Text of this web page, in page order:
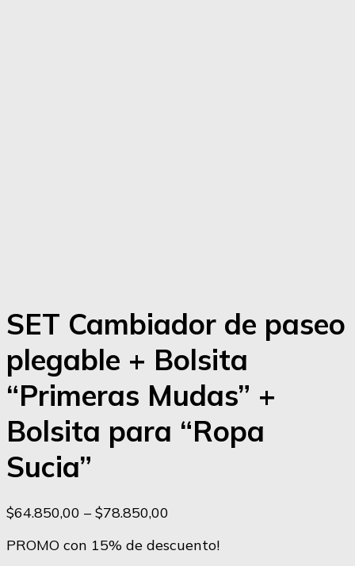
SET Cambiador de paseo
plegable + Bolsita
“Primeras Mudas” +
Bolsita para “Ropa
Sucia”
$64.850,00 – $78.850,00
precios:
PROMO con 15% de descuento!